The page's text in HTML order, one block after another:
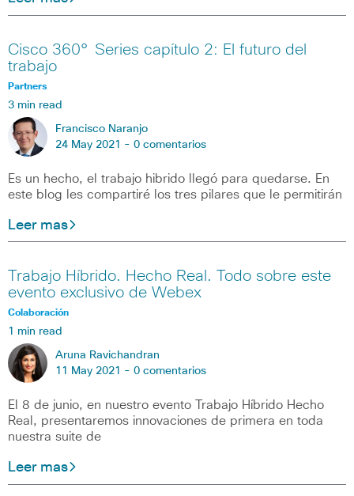
Cisco 360° Series capítulo 2: El futuro del
trabajo
Partners
3 min read
Francisco Naranjo
24 May 2021 - 0 comentarios
Es un hecho, el trabajo hibrido llegó para quedarse. En
este blog les compartiré los tres pilares que le permitirán
Leer mas
Trabajo Híbrido. Hecho Real. Todo sobre este
evento exclusivo de Webex
Colaboración
1 min read
Aruna Ravichandran
11 May 2021 - 0 comentarios
El 8 de junio, en nuestro evento Trabajo Híbrido Hecho
Real, presentaremos innovaciones de primera en toda
nuestra suite de
Leer mas